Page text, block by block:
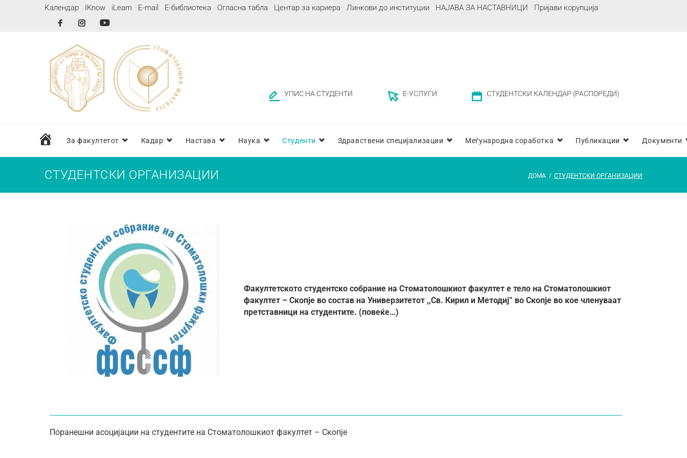
Календар IKnow iLearn E-mail Е-библиотека Огласна табла Центар за кариера Линкови до институции НАЈАВА ЗА НАСТАВНИЦИ Пријави корупција
УПИС НА СТУДЕНТИ Е-УСЛУГИ СТУДЕНТСКИ КАЛЕНДАР (РАСПОРЕДИ)
домаЗа факултетот Кадар Настава Наука Студенти Здравствени специјализации Меѓународна соработка Публикации Документи
СТУДЕНТСКИ ОРГАНИЗАЦИИ ДОМА / СТУДЕНТСКИ ОРГАНИЗАЦИИ
Факултетското студентско собрание на Стоматолошкиот факултет е тело на Стоматолошкиот
факултет – Скопје во состав на Универзитетот ,,Св. Кирил и Методиј” во Скопје во кое членуваат
претставници на студентите. (повеќе…)
Поранешни асоцијации на студентите на Стоматолошкиот факултет – Скопје